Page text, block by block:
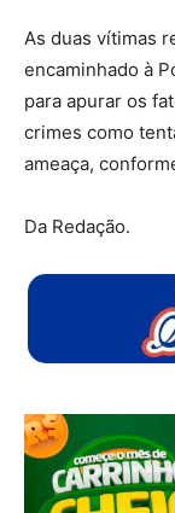
As duas vítimas
encaminhado à
para apurar os
crimes como
ameaça,
Da Redação.